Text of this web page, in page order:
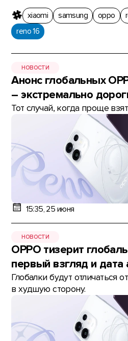
xiaomi samsung oppo
reno 16
НОВОСТИ
Анонс глобальных
– экстремально
Тот случай, когда проще
15:35, 25 июня
НОВОСТИ
OPPO тизерит
первый взгляд и дата
Глобалки будут отличаться
в худшую сторону.